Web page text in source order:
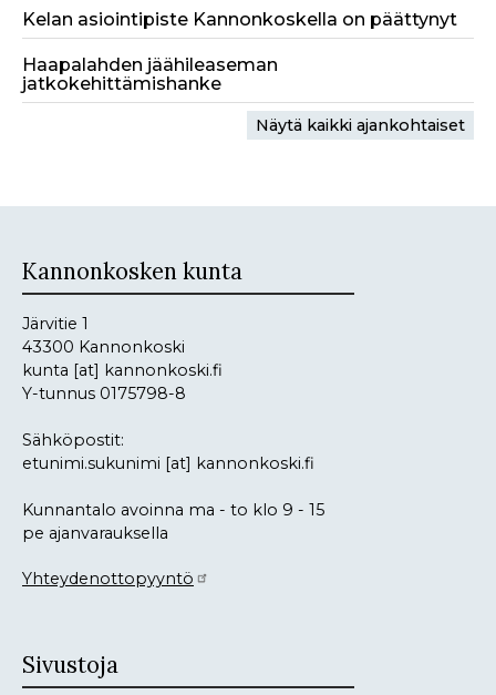
Kelan asiointipiste Kannonkoskella on päättynyt
Haapalahden jäähileaseman
jatkokehittämishanke
Näytä kaikki ajankohtaiset
Kannonkosken kunta
Järvitie 1
43300 Kannonkoski
kunta [at] kannonkoski.fi
Y-tunnus 0175798-8
Sähköpostit:
etunimi.sukunimi [at] kannonkoski.fi
Kunnantalo avoinna ma - to klo 9 - 15
pe ajanvarauksella
Yhteydenottopyyntö
Sivustoja